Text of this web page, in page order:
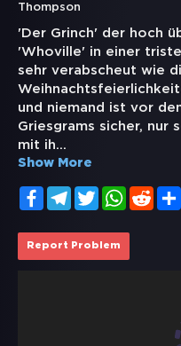
Thompson
'Der Grinch' der hoch
'Whoville' in einer
sehr verabscheut wie
und niemand ist vor
Griesgrams sicher, nur
mit ih...
Show More
FacebookTelegramTwitter
Report Problem